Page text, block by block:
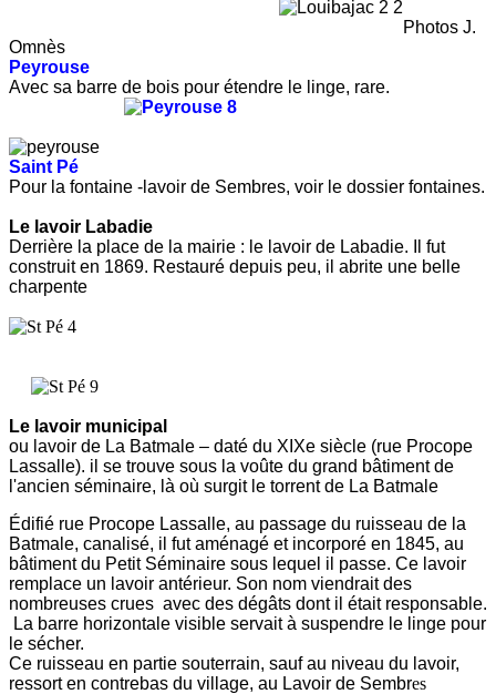
Photos J.
Omnès
Peyrouse
Avec sa barre de bois pour étendre le linge, rare.
Saint Pé
Pour la fontaine -lavoir de Sembres, voir le dossier fontaines.
Le lavoir Labadie
Derrière la place de la mairie : le lavoir de Labadie. Il fut
construit en 1869. Restauré depuis peu, il abrite une belle
charpente
Le lavoir municipal
ou lavoir de La Batmale – daté du XIXe siècle (rue Procope
Lassalle). il se trouve sous la voûte du grand bâtiment de
l'ancien séminaire, là où surgit le torrent de La Batmale
Édifié rue Procope Lassalle, au passage du ruisseau de la
Batmale, canalisé, il fut aménagé et incorporé en 1845, au
bâtiment du Petit Séminaire sous lequel il passe. Ce lavoir
remplace un lavoir antérieur. Son nom viendrait des
nombreuses crues avec des dégâts dont il était responsable.
La barre horizontale visible servait à suspendre le linge pour
le sécher.
Ce ruisseau en partie souterrain, sauf au niveau du lavoir,
ressort en contrebas du village, au Lavoir de Sembres